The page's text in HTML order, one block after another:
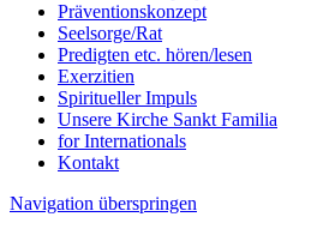
Präventionskonzept
Seelsorge/Rat
Predigten etc. hören/lesen
Exerzitien
Spiritueller Impuls
Unsere Kirche Sankt Familia
for Internationals
Kontakt
Navigation überspringen